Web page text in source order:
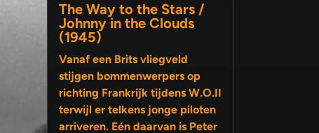
The Way to the Stars /
Johnny in the Clouds
(1945)
Vanaf een Brits vliegveld
stijgen bommenwerpers op
richting Frankrijk tijdens W.O.II
terwijl er telkens jonge piloten
arriveren. Eén daarvan is Peter